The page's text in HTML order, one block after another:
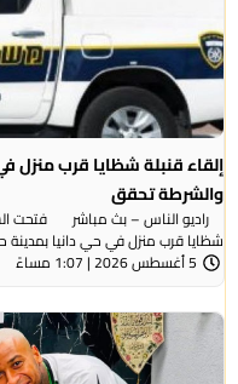
إلقاء قنبلة شظايا قرب منزل في
والشرطة تحقق
راديو الناس – بث مباشر فتحت
شظايا قرب منزل في حي دانيا بمدينة
5 أغسطس 2026 | 1:07 مساءً